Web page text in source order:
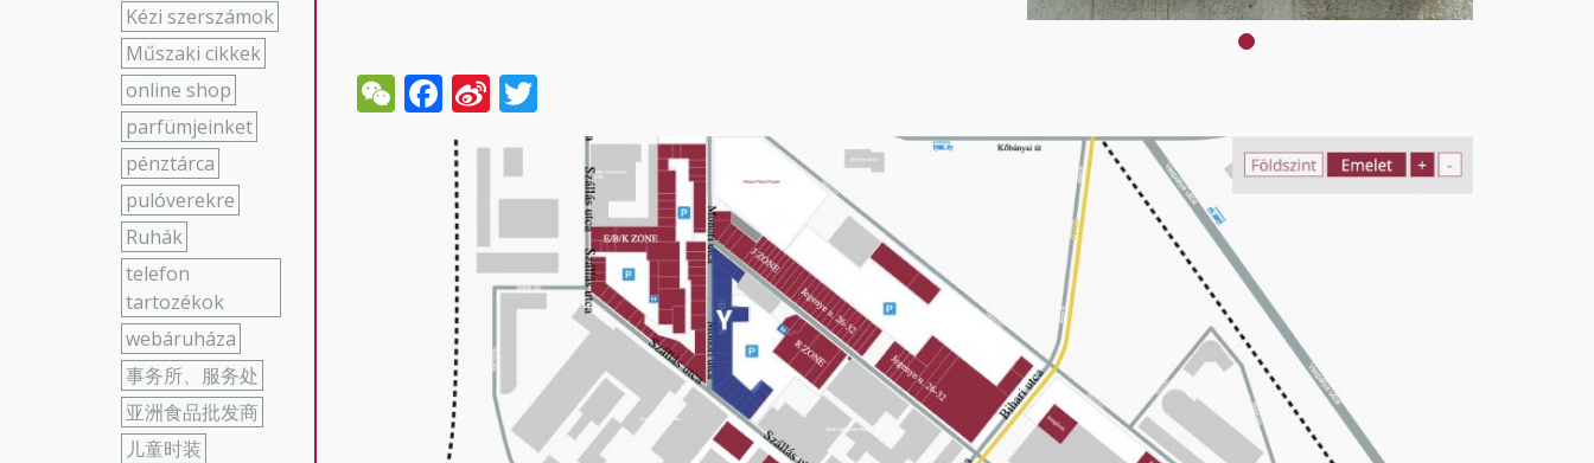
WeChat
Facebook
Sina
Weibo
Kézi szerszámok
Műszaki cikkek
online shop
parfümjeinket
pénztárca
pulóverekre
Ruhák
telefon
tartozékok
webáruháza
事务所、服务处
亚洲食品批发商
儿童时装